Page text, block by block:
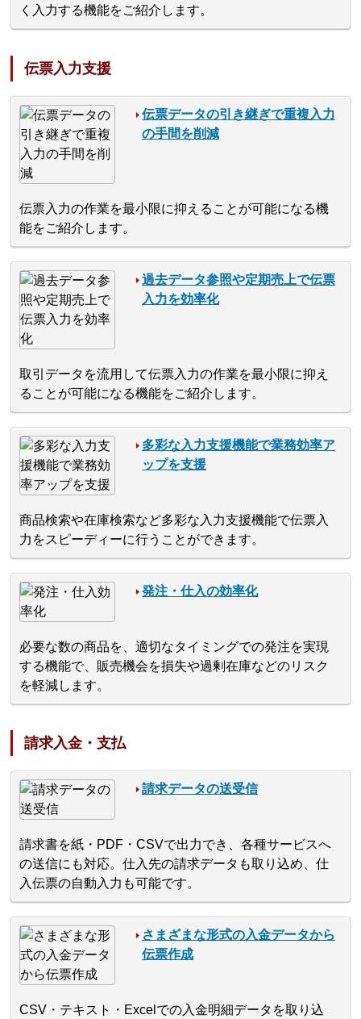
く入力する機能をご紹介します。
伝票入力支援
伝票データの引き継ぎで重複入力
の手間を削減
伝票入力の作業を最小限に抑えることが可能になる機
能をご紹介します。
過去データ参照や定期売上で伝票
入力を効率化
取引データを流用して伝票入力の作業を最小限に抑え
ることが可能になる機能をご紹介します。
多彩な入力支援機能で業務効率ア
ップを支援
商品検索や在庫検索など多彩な入力支援機能で伝票入
力をスピーディーに行うことができます。
発注・仕入の効率化
必要な数の商品を、適切なタイミングでの発注を実現
する機能で、販売機会を損失や過剰在庫などのリスク
を軽減します。
請求入金・支払
請求データの送受信
請求書を紙・PDF・CSVで出力でき、各種サービスへ
の送信にも対応。仕入先の請求データも取り込め、仕
入伝票の自動入力も可能です。
さまざまな形式の入金データから
伝票作成
CSV・テキスト・Excelでの入金明細データを取り込